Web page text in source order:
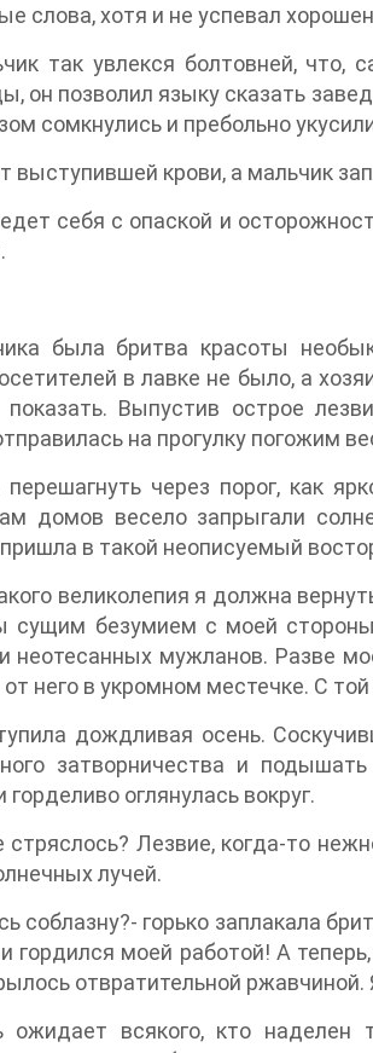
слова, хотя и не успевал
так увлекся болтовней, что,
он позволил языку сказать
сомкнулись и пребольно
выступившей крови, а мальчик
себя с опаской и
была бритва красоты
в лавке не было, а
показать. Выпустив острое
на прогулку погожим
через порог, как
домов весело запрыгали
в такой неописуемый
великолепия я должна
сущим безумием с моей
неотесанных мужланов. Разве
от него в укромном местечке. С
дождливая осень.
затворничества и
оглянулась вокруг.
Лезвие, когда-то
лучей.
соблазну?- горько заплакала
гордился моей работой! А
отвратительной
ожидает всякого, кто